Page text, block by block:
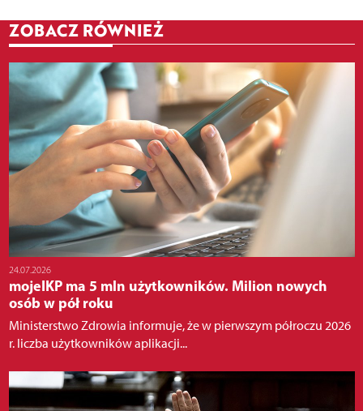
ZOBACZ RÓWNIEŻ
24.07.2026
mojeIKP ma 5 mln użytkowników. Milion nowych
osób w pół roku
Ministerstwo Zdrowia informuje, że w pierwszym półroczu 2026
r. liczba użytkowników aplikacji...